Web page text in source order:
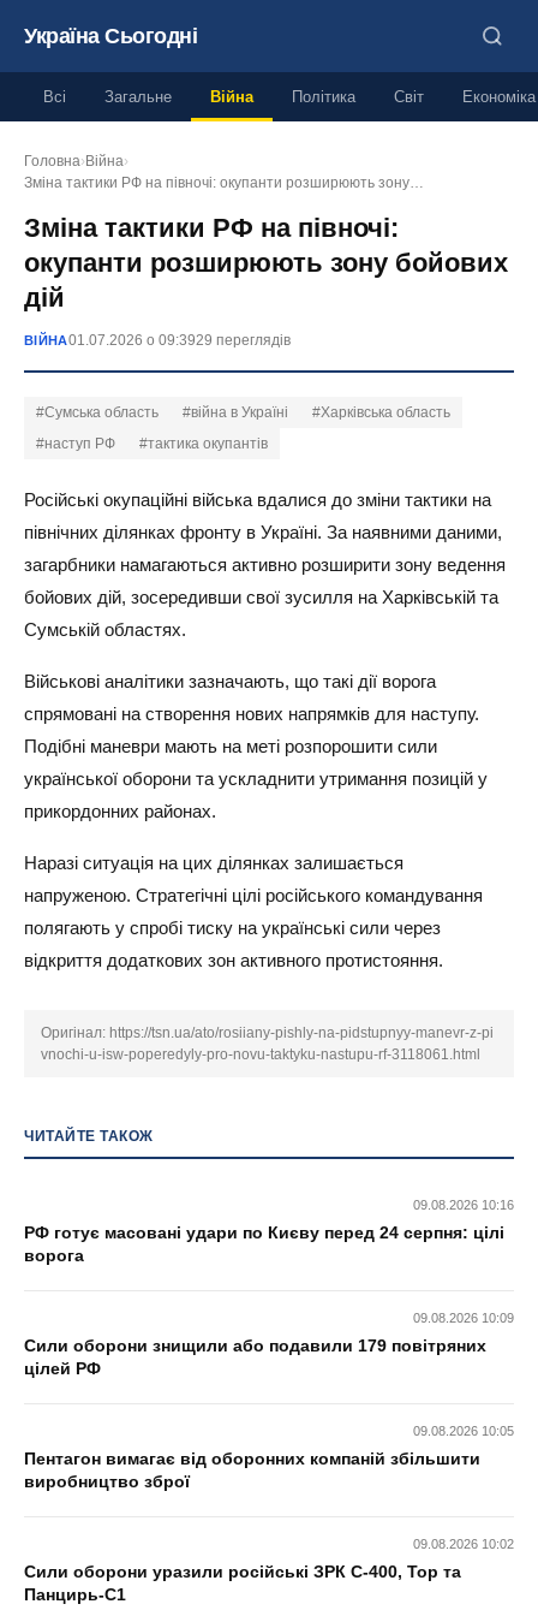
Україна Сьогодні
Всі Загальне Війна Політика Світ Економіка
Головна› Війна›
Зміна тактики РФ на півночі: окупанти розширюють зону…
Зміна тактики РФ на півночі:
окупанти розширюють зону бойових
дій
ВІЙНА01.07.2026 о 09:3929 переглядів
#Сумська область #війна в Україні
#Харківська область
#наступ РФ
#тактика окупантів
Російські окупаційні війська вдалися до зміни тактики на
північних ділянках фронту в Україні. За наявними даними,
загарбники намагаються активно розширити зону ведення
бойових дій, зосередивши свої зусилля на Харківській та
Сумській областях.
Військові аналітики зазначають, що такі дії ворога
спрямовані на створення нових напрямків для наступу.
Подібні маневри мають на меті розпорошити сили
української оборони та ускладнити утримання позицій у
прикордонних районах.
Наразі ситуація на цих ділянках залишається
напруженою. Стратегічні цілі російського командування
полягають у спробі тиску на українські сили через
відкриття додаткових зон активного протистояння.
Оригінал: https://tsn.ua/ato/rosiiany-pishly-na-pidstupnyy-manevr-z-pi
vnochi-u-isw-poperedyly-pro-novu-taktyku-nastupu-rf-3118061.html
ЧИТАЙТЕ ТАКОЖ
09.08.2026 10:16
РФ готує масовані удари по Києву перед 24 серпня: цілі
ворога
09.08.2026 10:09
Сили оборони знищили або подавили 179 повітряних
цілей РФ
09.08.2026 10:05
Пентагон вимагає від оборонних компаній збільшити
виробництво зброї
09.08.2026 10:02
Сили оборони уразили російські ЗРК С-400, Тор та
Панцирь-С1